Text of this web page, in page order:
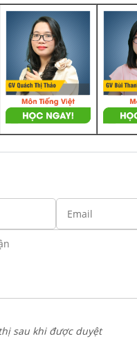
sau khi được duyệt